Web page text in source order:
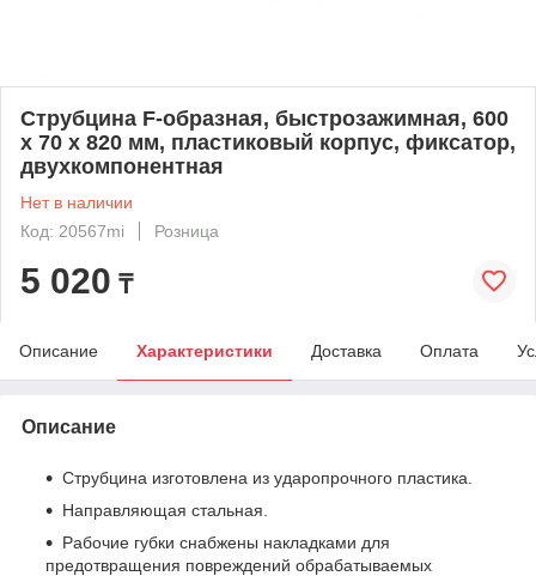
Струбцина F-образная, быстрозажимная, 600
х 70 х 820 мм, пластиковый корпус, фиксатор,
двухкомпонентная
Нет в наличии
Код: 20567mi
Розница
5 020 ₸
Описание Характеристики Доставка Оплата
Описание
Струбцина изготовлена из ударопрочного пластика.
Направляющая стальная.
Рабочие губки снабжены накладками для
предотвращения повреждений обрабатываемых